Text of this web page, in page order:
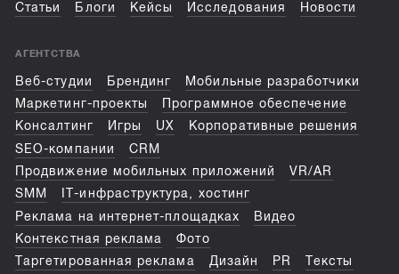
Статьи Блоги Кейсы Исследования Новости
АГЕНТСТВА
Веб-студии Брендинг
Мобильные разработчики
Маркетинг-проекты
Программное обеспечение
Консалтинг
Игры UX
Корпоративные решения
SEO-компании
CRM
Продвижение мобильных приложений
VR/AR
SMM
IT-инфраструктура, хостинг
Реклама на интернет-площадках
Видео
Контекстная реклама
Фото
Таргетированная реклама
Дизайн PR
Тексты